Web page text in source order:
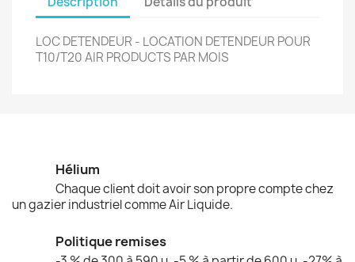
LOC DETENDEUR - LOCATION DETENDEUR POUR
T10/T20 AIR PRODUCTS PAR MOIS
Hélium
Chaque client doit avoir son propre compte chez
un gazier industriel comme Air Liquide.
Politique remises